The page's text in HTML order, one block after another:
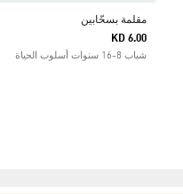
مقلمة بسحّابين
KD 6.00
شباب 8-16 سنوات أسلوب الحياة